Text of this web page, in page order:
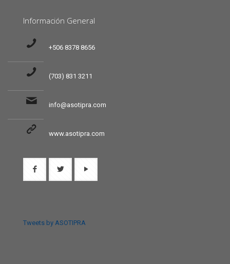
Información General
+506 8378 8656
(703) 831 3211
info@asotipra.com
www.asotipra.com
Tweets by ASOTIPRA